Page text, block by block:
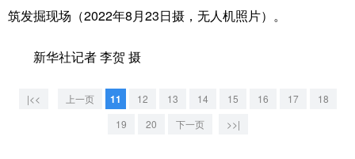
彩票 娱乐 时尚
公益 一带一路
筑发掘现场（2022年8月23日摄，无人机照片）。
新华社记者 李贺 摄
|<< 上一页 11 12 13 14 15 16 17
18
19
20 下一页 >>|